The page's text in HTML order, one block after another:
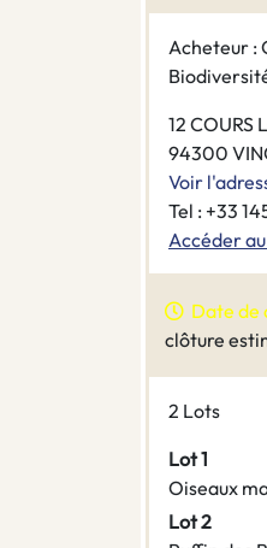
Acheteur :
12 COURS
94300
Voir
Tel : +33
Accéder
Date de
clôture
2 Lots
Lot 1
Oiseaux
Lot 2